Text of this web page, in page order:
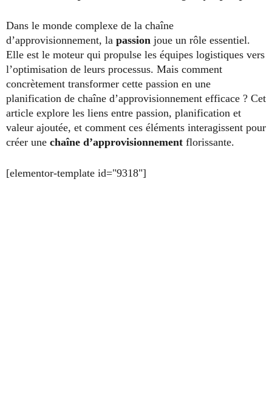
Dans le monde complexe de la chaîne
d’approvisionnement, la passion joue un rôle essentiel.
Elle est le moteur qui propulse les équipes logistiques vers
l’optimisation de leurs processus. Mais comment
concrètement transformer cette passion en une
planification de chaîne d’approvisionnement efficace ? Cet
article explore les liens entre passion, planification et
valeur ajoutée, et comment ces éléments interagissent pour
créer une chaîne d’approvisionnement florissante.
[elementor-template id="9318"]